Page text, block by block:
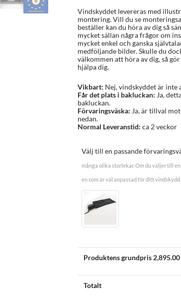
Vindskyddet levereras med
montering. Vill du se
beställer kan du höra av dig så
mycket sällan några frågor om
mycket enkel och ganska
medföljande bilder. Skulle du
välkommen att höra av dig, så
hjälpa dig.
Vikbart: Nej, vindskyddet är inte
Får det plats i bakluckan: Ja,
bakluckan.
Förvaringsväska: Ja, är tillval
nedan.
Normal Leveranstid: ca 2 veckor
Välj till en passande
många olika storlekar. Om du väljer till
en som är väl anpassad för ditt vindskydd.
Produktens grundpris 2,895.00
Totalt